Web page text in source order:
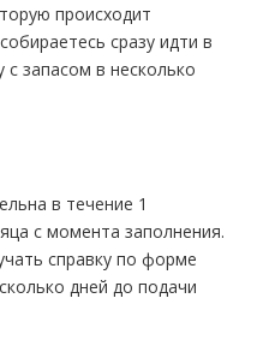
происходит
сразу идти в
с запасом в несколько
в течение 1
с момента заполнения.
справку по форме
дней до подачи